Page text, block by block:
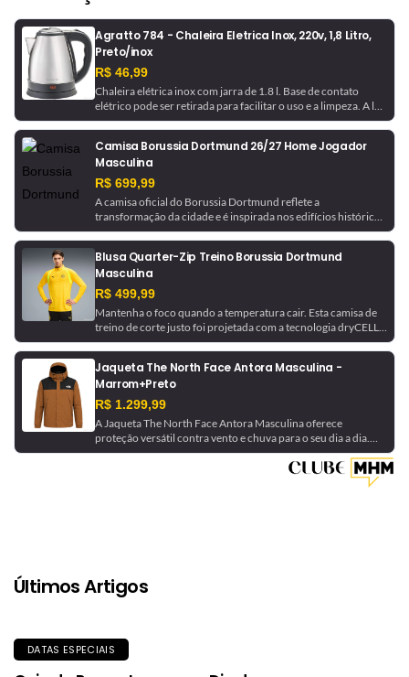
Agratto 784 - Chaleira Eletrica Inox, 220v, 1,8 Litro,
Preto/inox
R$ 46,99
Chaleira elétrica inox com jarra de 1.8 l. Base de contato
elétrico pode ser retirada para facilitar o uso e a limpeza. A luz
indicadora avisa quando a chaleira está em funcionamento e
Camisa Borussia Dortmund 26/27 Home Jogador
Masculina
R$ 699,99
A camisa oficial do Borussia Dortmund reflete a
transformação da cidade e é inspirada nos edifícios históricos
que ajudaram a moldá-la. Com tecnologia de gerenciamento
usado pela equipe.
Blusa Quarter-Zip Treino Borussia Dortmund
Masculina
R$ 499,99
Mantenha o foco quando a temperatura cair. Esta camisa de
treino de corte justo foi projetada com a tecnologia dryCELL,
que absorve a umidade para ajudar a manter você seco. Ela é
toque de inspiração futebolística.
Jaqueta The North Face Antora Masculina -
Marrom+Preto
R$ 1.299,99
A Jaqueta The North Face Antora Masculina oferece
proteção versátil contra vento e chuva para o seu dia a dia.
Feita com a tecnologia DryVent™ 2.5L em nylon reciclado, ela
é impermeável, respirável e dobrável, podendo ser guardada
no próprio bolso. Uma peça essencial para se manter seco
Últimos Artigos
DATAS ESPECIAIS